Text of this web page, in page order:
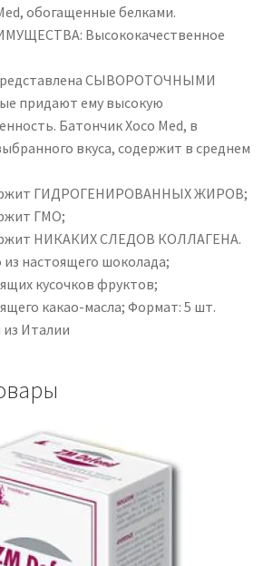
обогащенные белками.
Высококачественное
​​СЫВОРОТОЧНЫМИ
придают ему высокую
Батончик Xoco Med, в
вкуса, содержит в среднем
ГИДРОГЕНИРОВАННЫХ ЖИРОВ;
ГМО;
НИКАКИХ СЛЕДОВ КОЛЛАГЕНА.
настоящего шоколада;
кусочков фруктов;
какао-масла; Формат: 5 шт.
Италии